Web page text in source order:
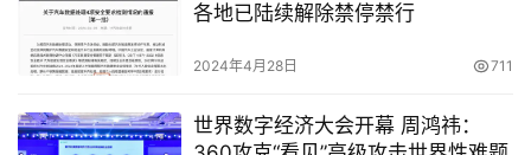
各地已陆续解除禁停禁行
2024年4月28日 711
世界数字经济大会开幕 周鸿祎：